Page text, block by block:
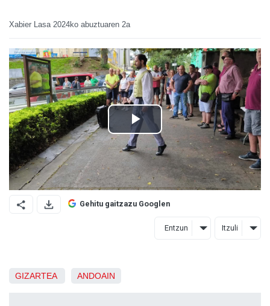
Xabier Lasa 2024ko abuztuaren 2a
Gehitu gaitzazu Googlen
Entzun Itzuli
GIZARTEA ANDOAIN